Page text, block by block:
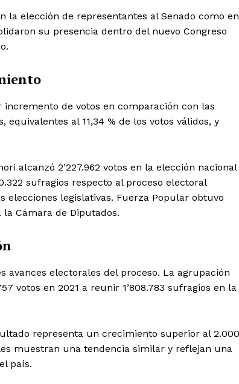
la elección de representantes al Senado como en
su presencia dentro del nuevo Congreso
de votos en comparación con las
equivalentes al 11,34 % de los votos válidos, y
alcanzó 2’227.962 votos en la elección nacional
sufragios respecto al proceso electoral
elecciones legislativas. Fuerza Popular obtuvo
la Cámara de Diputados.
electorales del proceso. La agrupación
votos en 2021 a reunir 1’808.783 sufragios en la
representa un crecimiento superior al 2.000
muestran una tendencia similar y reflejan una
país.